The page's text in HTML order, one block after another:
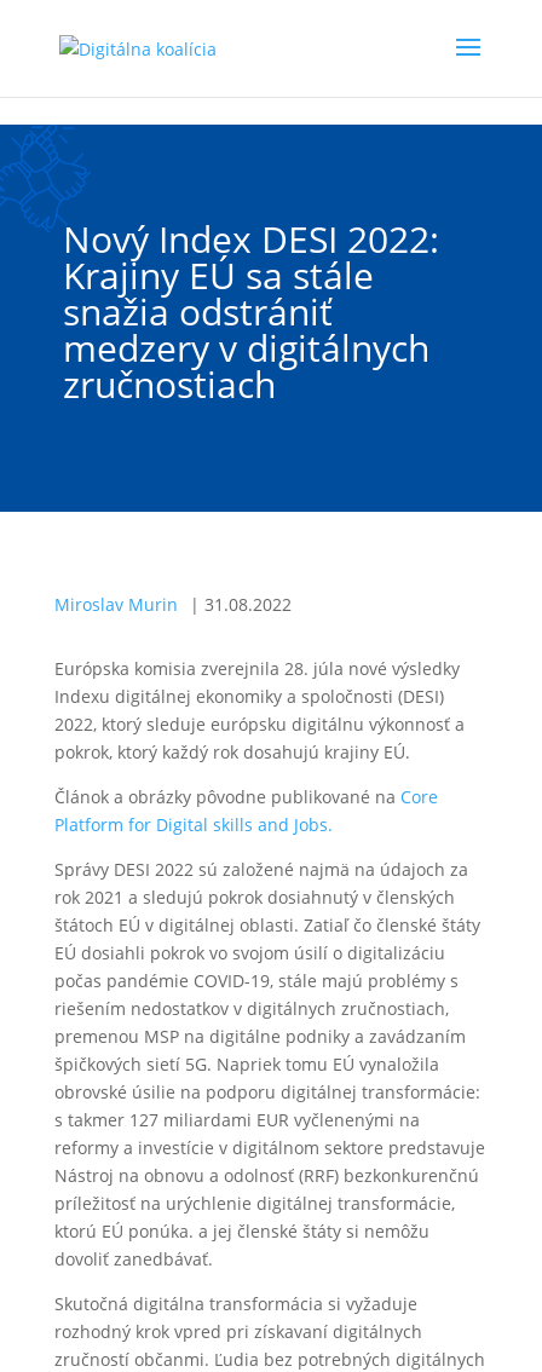
Nový Index DESI 2022:
Krajiny EÚ sa stále
snažia odstrániť
medzery v digitálnych
zručnostiach
Miroslav Murin | 31.08.2022
Európska komisia zverejnila 28. júla nové výsledky
Indexu digitálnej ekonomiky a spoločnosti (DESI)
2022, ktorý sleduje európsku digitálnu výkonnosť a
pokrok, ktorý každý rok dosahujú krajiny EÚ.
Článok a obrázky pôvodne publikované na Core
Platform for Digital skills and Jobs.
Správy DESI 2022 sú založené najmä na údajoch za
rok 2021 a sledujú pokrok dosiahnutý v členských
štátoch EÚ v digitálnej oblasti. Zatiaľ čo členské štáty
EÚ dosiahli pokrok vo svojom úsilí o digitalizáciu
počas pandémie COVID-19, stále majú problémy s
riešením nedostatkov v digitálnych zručnostiach,
premenou MSP na digitálne podniky a zavádzaním
špičkových sietí 5G. Napriek tomu EÚ vynaložila
obrovské úsilie na podporu digitálnej transformácie:
s takmer 127 miliardami EUR vyčlenenými na
reformy a investície v digitálnom sektore predstavuje
Nástroj na obnovu a odolnosť (RRF) bezkonkurenčnú
príležitosť na urýchlenie digitálnej transformácie,
ktorú EÚ ponúka. a jej členské štáty si nemôžu
dovoliť zanedbávať.
Skutočná digitálna transformácia si vyžaduje
rozhodný krok vpred pri získavaní digitálnych
zručností občanmi. Ľudia bez potrebných digitálnych